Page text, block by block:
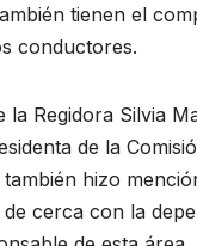
tienen el
conductores.
la Regidora Silvia
de la
hizo
cerca con la